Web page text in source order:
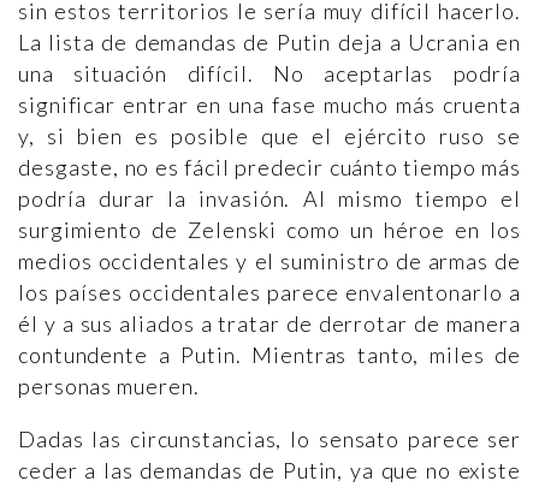
sin estos territorios le sería muy difícil hacerlo.
La lista de demandas de Putin deja a Ucrania en
una situación difícil. No aceptarlas podría
significar entrar en una fase mucho más cruenta
y, si bien es posible que el ejército ruso se
desgaste, no es fácil predecir cuánto tiempo más
podría durar la invasión. Al mismo tiempo el
surgimiento de Zelenski como un héroe en los
medios occidentales y el suministro de armas de
los países occidentales parece envalentonarlo a
él y a sus aliados a tratar de derrotar de manera
contundente a Putin. Mientras tanto, miles de
personas mueren.
Dadas las circunstancias, lo sensato parece ser
ceder a las demandas de Putin, ya que no existe